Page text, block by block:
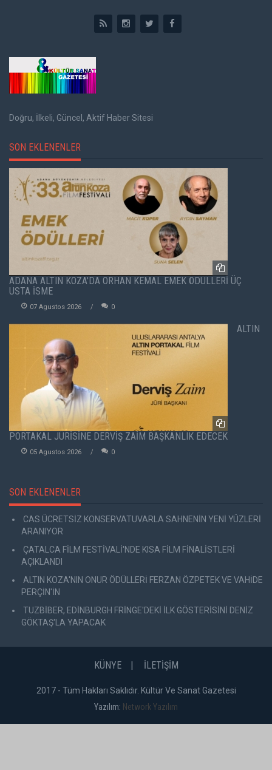
Doğru, İlkeli, Güncel, Aktif Haber Sitesi
SON EKLENENLER
ADANA ALTIN KOZA'DA ORHAN KEMAL EMEK ÖDÜLLERİ ÜÇ
USTA İSME
07 Agustos 2026 0
ALTIN
PORTAKAL JÜRİSİNE DERVİŞ ZAİM BAŞKANLIK EDECEK
05 Agustos 2026 0
SON EKLENENLER
CAS ÜCRETSİZ KONSERVATUVARLA SAHNENİN YENİ YÜZLERİ
ARANIYOR
ÇATALCA FİLM FESTİVALİ'NDE KISA FİLM FİNALİSTLERİ
AÇIKLANDI
ALTIN KOZA'NIN ONUR ÖDÜLLERİ FERZAN ÖZPETEK VE VAHİDE
PERÇİN'İN
TUZBİBER, EDİNBURGH FRİNGE'DEKİ İLK GÖSTERİSİNİ DENİZ
GÖKTAŞ'LA YAPACAK
KÜNYE İLETİŞİM
2017 - Tüm Hakları Saklıdır. Kültür Ve Sanat Gazetesi
Yazılım: Network Yazılım